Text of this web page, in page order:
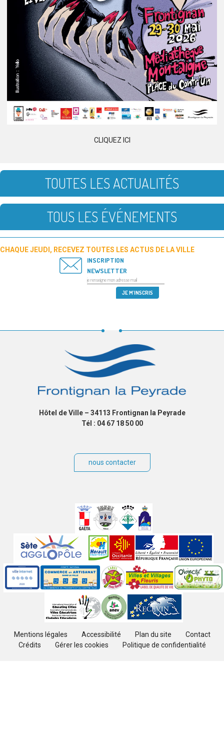
CLIQUEZ ICI
TOUTES LES ACTUALITÉS
TOUS LES ÉVÉNEMENTS
CHAQUE JEUDI, RECEVEZ TOUTES LES ACTUS DE LA VILLE
INSCRIPTION
NEWSLETTER
Hôtel de Ville – 34113 Frontignan la Peyrade
Tél : 04 67 18 50 00
nous contacter
partenaires
Labels
Mentions légales Accessibilité Plan du site
Contact
Crédits
Gérer les cookies Politique de confidentialité